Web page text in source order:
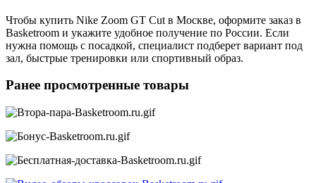
Чтобы купить Nike Zoom GT Cut в Москве, оформите заказ в
Basketroom и укажите удобное получение по России. Если
нужна помощь с посадкой, специалист подберет вариант под
зал, быстрые тренировки или спортивный образ.
Ранее просмотренные товары